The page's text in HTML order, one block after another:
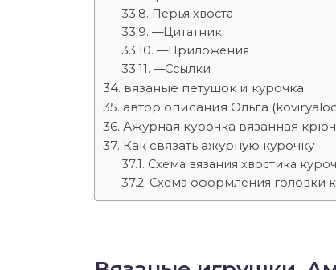
Перья хвоста
—Цитатник
—Приложения
—Ссылки
вязаные петушок и курочка
автор описания Ольга
Ажурная курочка вязанная
Как связать ажурную курочку
Схема вязания хвостика
Схема оформления головки